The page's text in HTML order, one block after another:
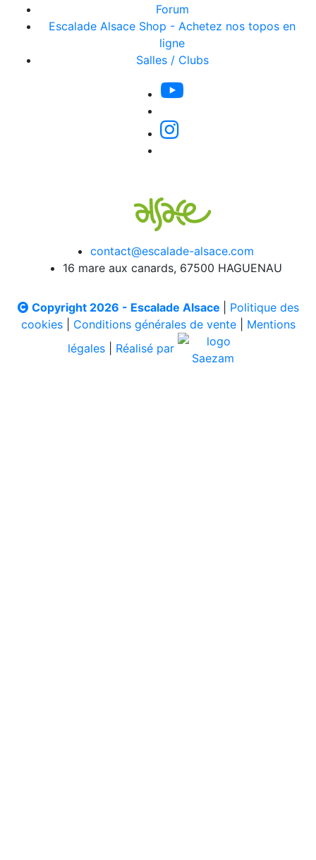
Forum
Escalade Alsace Shop - Achetez nos topos en
ligne
Salles / Clubs
contact@escalade-alsace.com
16 mare aux canards, 67500 HAGUENAU
Copyright 2026 - Escalade Alsace
Politique des
cookies| Conditions générales de vente| Mentions
légales
Réalisé par